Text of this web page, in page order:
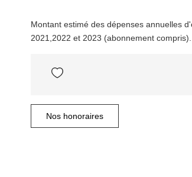
Montant estimé des dépenses annuelles
2021,2022 et 2023 (abonnement compris).
Nos honoraires